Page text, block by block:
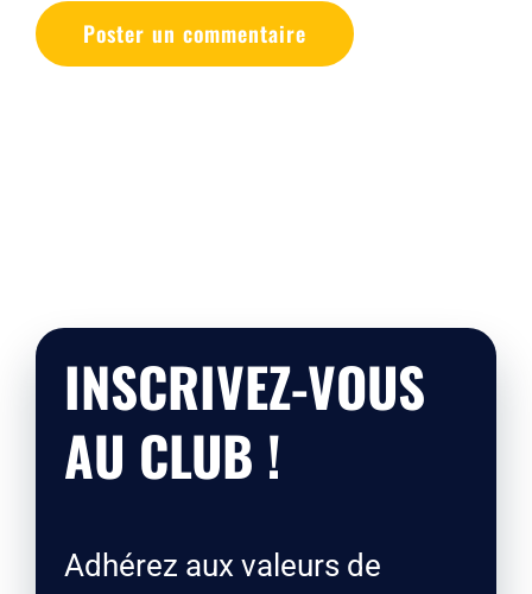
INSCRIVEZ-VOUS
AU CLUB !
Adhérez aux valeurs de